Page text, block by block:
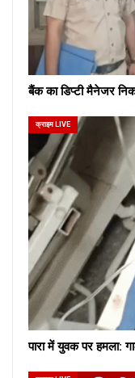
बैंक का डिप्टी मैनेजर
क्राइम LIVE
पारा में युवक पर हमला: